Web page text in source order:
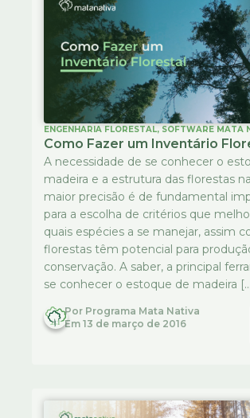
ENGENHARIA FLORESTAL, SOFTWARE MATA
Como Fazer um Inventário
A necessidade de se conhecer o
madeira e a estrutura das florestas
maior precisão é de fundamental
para a escolha de critérios que
quais espécies a se manejar, assim
florestas têm potencial para
conservação. A saber, a principal
se conhecer o estoque de madeira
Por Programa Mata Nativa
Em 13 de março de 2016